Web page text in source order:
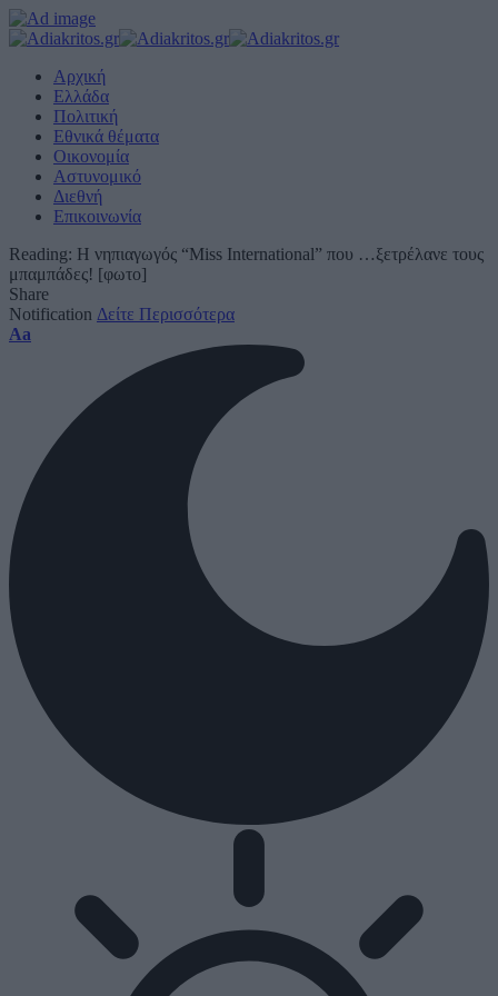
Αρχική
Ελλάδα
Πολιτική
Εθνικά θέματα
Οικονομία
Αστυνομικό
Διεθνή
Επικοινωνία
Reading: Η νηπιαγωγός “Miss International” που …ξετρέλανε τους
μπαμπάδες! [φωτο]
Share
Notification Δείτε Περισσότερα
Font
Aa